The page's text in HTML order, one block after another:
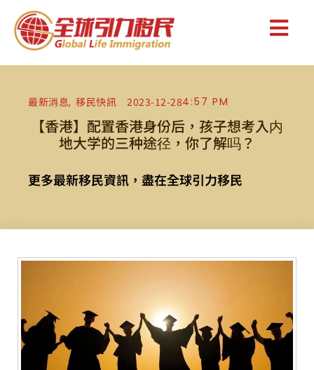
最新消息,移民快訊 2023-12-284:57 PM
【香港】配置香港身份后，孩子想考入内
地大学的三种途径，你了解吗？
更多最新移民資訊，盡在全球引力移民